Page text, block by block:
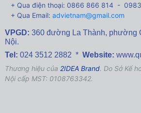
+ Qua điện thoại: 0866 866 814 -
+ Qua Email: advietnam@gmail.com
VPGD: 360 đường La Thành, phường
Nội.
Tel: 024 3512 2882 * Website:
Thương hiệu của 2IDEA Brand. Do Sở Kế
Nội cấp MST: 0108763342.